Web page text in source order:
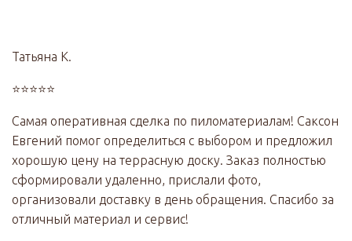
Татьяна К.
⭐⭐⭐⭐⭐
Самая оперативная сделка по пиломатериалам! Саксон
Евгений помог определиться с выбором и предложил
хорошую цену на террасную доску. Заказ полностью
сформировали удаленно, прислали фото,
организовали доставку в день обращения. Спасибо за
отличный материал и сервис!